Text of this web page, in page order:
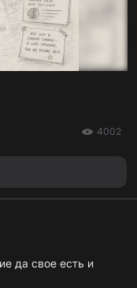
4002
да свое есть и